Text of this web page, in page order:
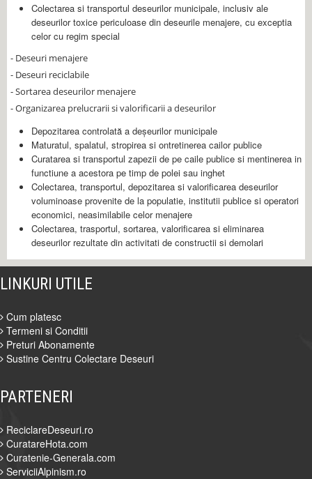
Colectarea si transportul deseurilor municipale, inclusiv ale
deseurilor toxice periculoase din deseurile menajere, cu exceptia
celor cu regim special
- Deseuri menajere
- Deseuri reciclabile
- Sortarea deseurilor menajere
- Organizarea prelucrarii si valorificarii a deseurilor
Depozitarea controlată a deşeurilor municipale
Maturatul, spalatul, stropirea si ontretinerea cailor publice
Curatarea si transportul zapezii de pe caile publice si mentinerea in
functiune a acestora pe timp de polei sau inghet
Colectarea, transportul, depozitarea si valorificarea deseurilor
voluminoase provenite de la populatie, institutii publice si operatori
economici, neasimilabile celor menajere
Colectarea, trasportul, sortarea, valorificarea si eliminarea
deseurilor rezultate din activitati de constructii si demolari
LINKURI UTILE
Cum platesc
Termeni si Conditii
Preturi Abonamente
Sustine Centru Colectare Deseuri
PARTENERI
ReciclareDeseuri.ro
CuratareHota.com
Curatenie-Generala.com
ServiciiAlpinism.ro